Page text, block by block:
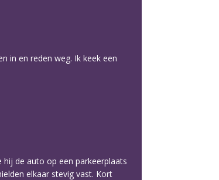
in en reden weg. Ik keek een
de auto op een parkeerplaats
elkaar stevig vast. Kort